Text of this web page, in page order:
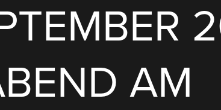
AM